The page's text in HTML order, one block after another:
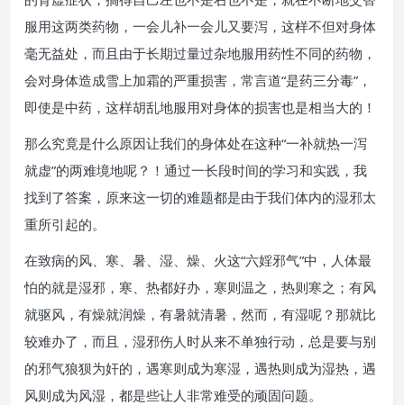
服用这两类药物，一会儿补一会儿又要泻，这样不但对身体
毫无益处，而且由于长期过量过杂地服用药性不同的药物，
会对身体造成雪上加霜的严重损害，常言道“是药三分毒”，
即使是中药，这样胡乱地服用对身体的损害也是相当大的！
那么究竟是什么原因让我们的身体处在这种“一补就热一泻
就虚”的两难境地呢？！通过一长段时间的学习和实践，我
找到了答案，原来这一切的难题都是由于我们体内的湿邪太
重所引起的。
在致病的风、寒、暑、湿、燥、火这“六婬邪气”中，人体最
怕的就是湿邪，寒、热都好办，寒则温之，热则寒之；有风
就驱风，有燥就润燥，有暑就清暑，然而，有湿呢？那就比
较难办了，而且，湿邪伤人时从来不单独行动，总是要与别
的邪气狼狈为奸的，遇寒则成为寒湿，遇热则成为湿热，遇
风则成为风湿，都是些让人非常难受的顽固问题。